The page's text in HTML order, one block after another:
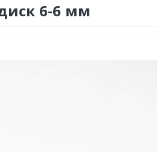
6-6 мм